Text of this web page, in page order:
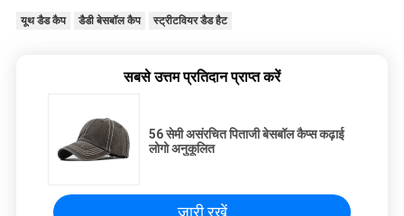
यूथ डैड कैप डैडी बेसबॉल कैप स्ट्रीटवियर डैड हैट
सबसे उत्तम प्रतिदान प्राप्त करें
56 सेमी असंरचित पिताजी बेसबॉल कैप्स कढ़ाई
लोगो अनुकूलित
जारी रखें